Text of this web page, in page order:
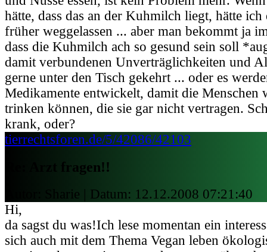
hätte, dass das an der Kuhmilch liegt, hätte
früher weggelassen ... aber man bekommt ja
dass die Kuhmilch ach so gesund sein soll
damit verbundenen Unverträglichkeiten und
gerne unter den Tisch gekehrt ... oder es
Medikamente entwickelt, damit die Menschen
trinken können, die sie gar nicht vertragen.
krank, oder?
tierrechtsforen.de/5/42086/42103
Re: Arzt fragen!!
Autor: Sharie | Datum: 12.12.2008 07:21:40
Hi,
da sagst du was!Ich lese momentan ein
sich auch mit dem Thema Vegan leben